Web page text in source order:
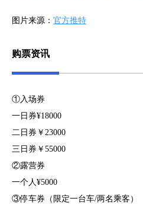
图片来源： 官方推特
购票资讯
①入场券
一日券¥18000
二日券￥23000
三日券￥55000
②露营券
一个人¥5000
③停车券（限定一台车/两名乘客）